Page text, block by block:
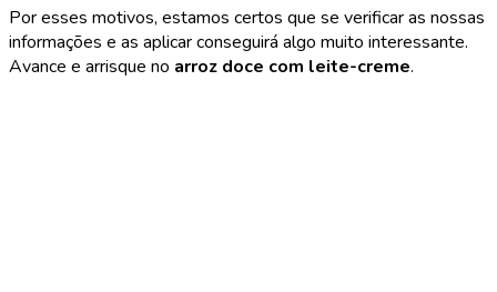
Por esses motivos, estamos certos que se verificar as nossas
informações e as aplicar conseguirá algo muito interessante.
Avance e arrisque no arroz doce com leite-creme.